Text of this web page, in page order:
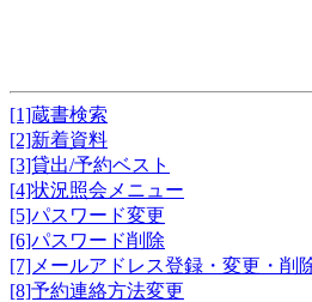
[1]蔵書検索
[2]新着資料
[3]貸出/予約ベスト
[4]状況照会メニュー
[5]パスワード変更
[6]パスワード削除
[7]メールアドレス登録・変更・削
[8]予約連絡方法変更